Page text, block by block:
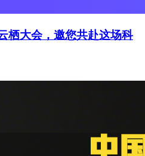
栖大会，邀您共赴这场科